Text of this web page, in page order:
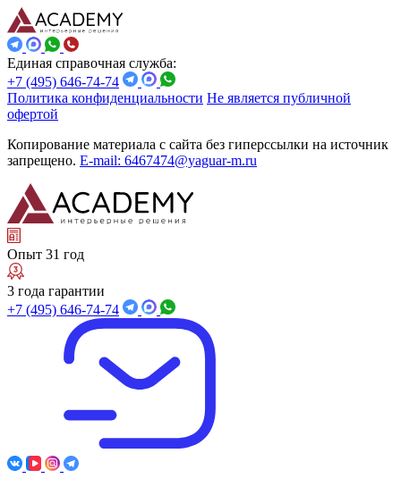
Единая справочная служба:
+7 (495) 646-74-74
Политика конфиденциальности Не является публичной
офертой
Копирование материала с сайта без гиперссылки на источник
запрещено. E-mail: 6467474@yaguar-m.ru
Опыт 31 год
3 года гарантии
+7 (495) 646-74-74